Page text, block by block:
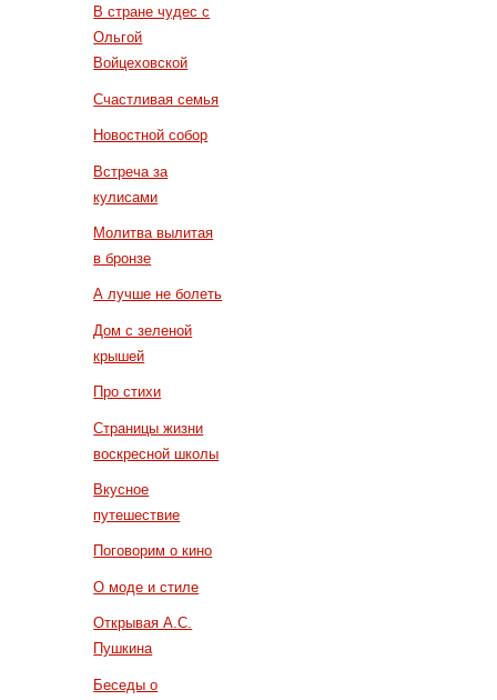
В стране чудес с
Ольгой
Войцеховской
Счастливая семья
Новостной собор
Встреча за
кулисами
Молитва вылитая
в бронзе
А лучше не болеть
Дом с зеленой
крышей
Про стихи
Страницы жизни
воскресной школы
Вкусное
путешествие
Поговорим о кино
О моде и стиле
Открывая А.С.
Пушкина
Беседы о